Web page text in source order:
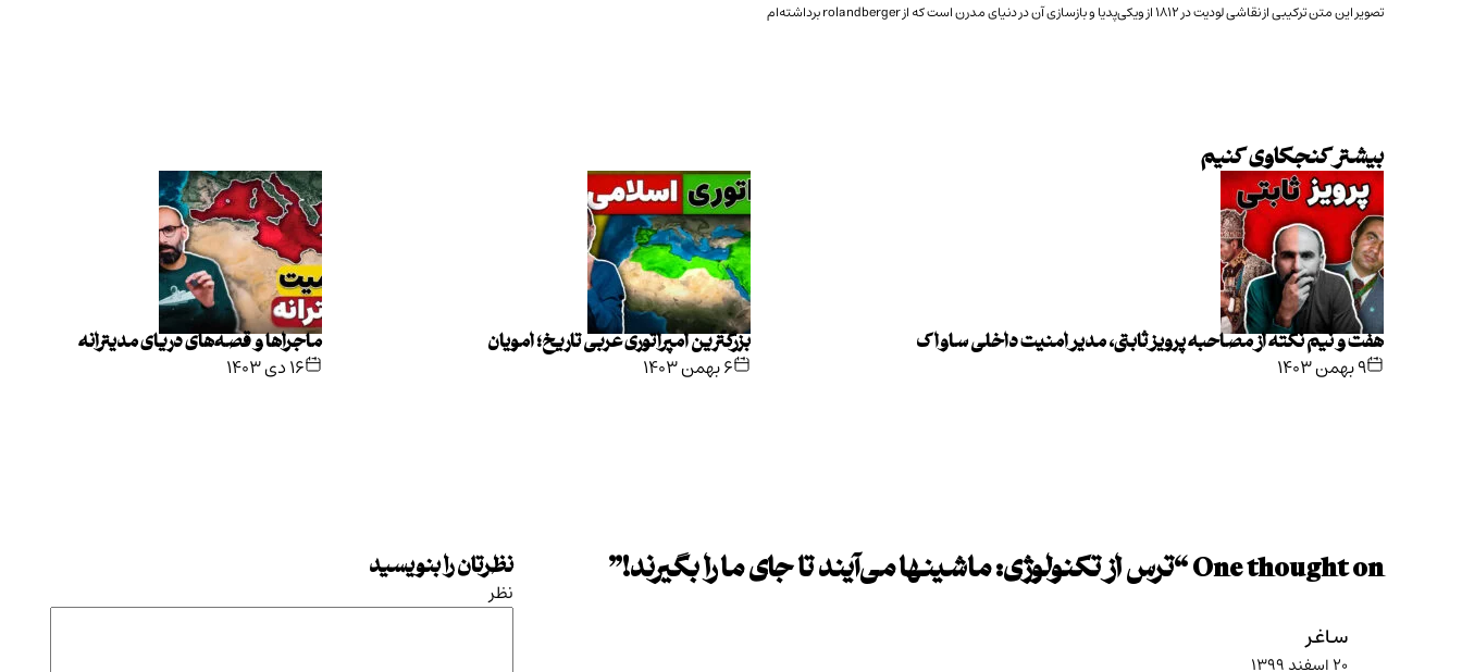
تصویر این متن ترکیبی از نقاشی لودیت در ۱۸۱۲ از ویکی‌پدیاو بازسازی آن در دنیای مدرن است که ازrolandbergerبرداشته‌ام
بیشتر کنجکاوی کنیم
هفت و نیم نکته از مصاحبه پرویز ثابتی، مدیر امنیت داخلی ساواک
۹ بهمن ۱۴۰۳
بزرگترین امپراتوری عربی تاریخ؛ امویان
۶ بهمن ۱۴۰۳
ماجراها و قصه‌های دریای مدیترانه
۱۶ دی ۱۴۰۳
One thought on “ ترس از تکنولوژی: ماشینها می‌آیند تا جای ما را بگیرند!”
ساغر
۲۰ اسفند ۱۳۹۹
نظرتان را بنویسید
نظر